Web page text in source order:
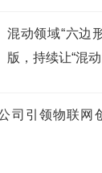
混动领域“六边
版，持续让“混
司引领物联网